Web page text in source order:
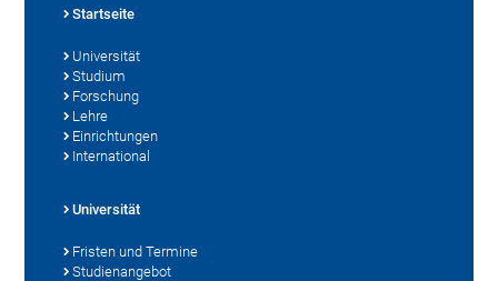
Startseite
Universität
Studium
Forschung
Lehre
Einrichtungen
International
Universität
Fristen und Termine
Studienangebot